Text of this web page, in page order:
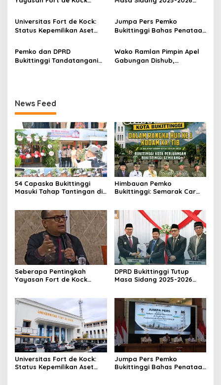
o
s
Imam Bonjol
Perekonomian Masyarakat
Jam Gadang?
2026-2027, Wako Ramlan
Beri Apresiasi
Universitas Fort de Kock:
Status Kepemilikan Aset
Milik Yayasan Berdasarkan
Putusan Mahkamah Agung
Nomor 2108/K/Pdt/2022
Jumpa Pers Pemko
Bukittinggi Bahas Penataan
Kampus UFDK
Pemko dan DPRD
Bukittinggi Tandatangani
Wako Ramlan Pimpin Apel
Gabungan Dishub,
News Feed
54 Capaska Bukittinggi
Masuki Tahap Tantingan di
Himbauan Pemko
Bukittinggi: Semarak Car
Militer (KODAM) XX/Tuanku
Imam Bonjol
Seberapa Pentingkah
Yayasan Fort de Kock
Jam Gadang?
DPRD Bukittinggi Tutup
Masa Sidang 2025-2026
Beri Apresiasi
Universitas Fort de Kock:
Status Kepemilikan Aset
Jumpa Pers Pemko
Bukittinggi Bahas Penataan